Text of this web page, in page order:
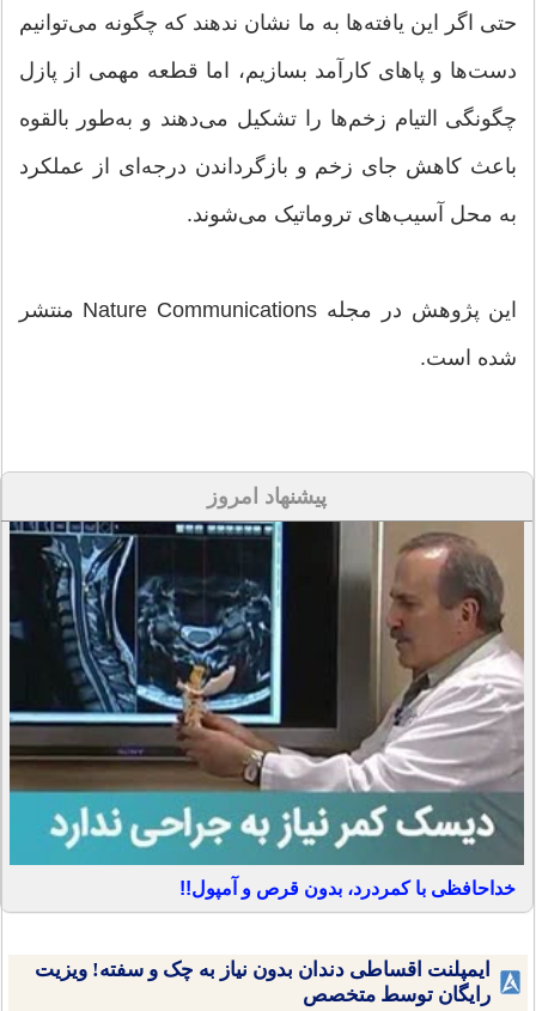
حتی اگر این یافته‌ها به ما نشان ندهند که چگونه می‌توانیم
دست‌ها و پاهای کارآمد بسازیم، اما قطعه‌ مهمی از پازل
چگونگی التیام زخم‌ها را تشکیل می‌دهند و به‌طور بالقوه
باعث کاهش جای زخم و بازگرداندن درجه‌ای از عملکرد
به محل آسیب‌های تروماتیک می‌شوند.
این پژوهش در مجله‌ Nature Communications منتشر
شده است.
پیشنهاد امروز
خداحافظی با کمردرد، بدون قرص و آمپول!!
ایمپلنت اقساطی دندان بدون نیاز به چک و سفته! ویزیت
رایگان توسط متخصص